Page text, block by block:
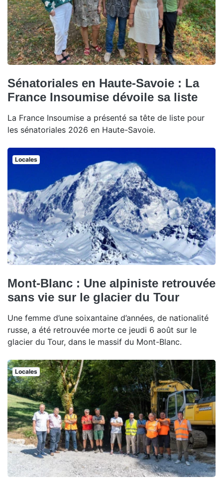
Sénatoriales en Haute-Savoie : La
France Insoumise dévoile sa liste
La France Insoumise a présenté sa tête de liste pour
les sénatoriales 2026 en Haute-Savoie.
Locales
Mont-Blanc : Une alpiniste retrouvée
sans vie sur le glacier du Tour
Une femme d’une soixantaine d’années, de nationalité
russe, a été retrouvée morte ce jeudi 6 août sur le
glacier du Tour, dans le massif du Mont-Blanc.
Locales